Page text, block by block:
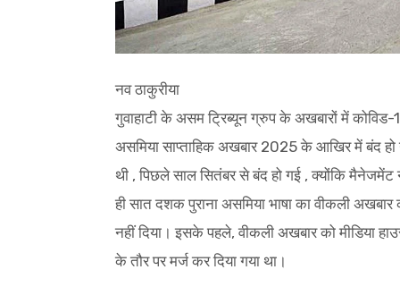
नव ठाकुरीया
गुवाहाटी के असम ट्रिब्यून ग्रुप के अखबारों में
असमिया साप्ताहिक अखबार 2025 के आखिर में बंद हो
थी , पिछले साल सितंबर से बंद हो गई , क्योंकि
ही सात दशक पुराना असमिया भाषा का वीकली
नहीं दिया। इसके पहले, वीकली अखबार को मीडिया
के तौर पर मर्ज कर दिया गया था।